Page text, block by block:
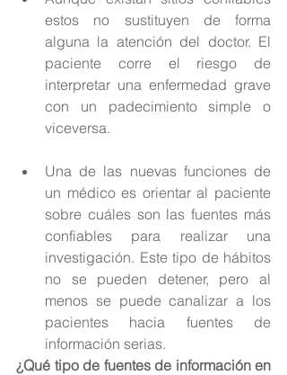
estos no sustituyen de forma
alguna la atención del doctor. El
paciente corre el riesgo de
interpretar una enfermedad grave
con un padecimiento simple o
viceversa.
Una de las nuevas funciones de
un médico es orientar al paciente
sobre cuáles son las fuentes más
confiables para realizar una
investigación. Este tipo de hábitos
no se pueden detener, pero al
menos se puede canalizar a los
pacientes hacia fuentes de
información serias.
¿Qué tipo de fuentes de información en